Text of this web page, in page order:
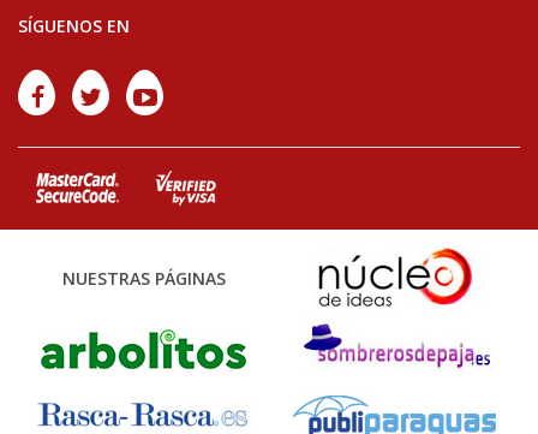
SÍGUENOS EN
NUESTRAS PÁGINAS